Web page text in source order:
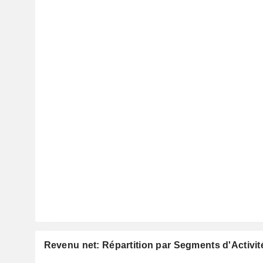
Revenu net: Répartition par Segments